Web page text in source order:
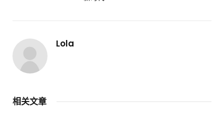
Lola
相关文章